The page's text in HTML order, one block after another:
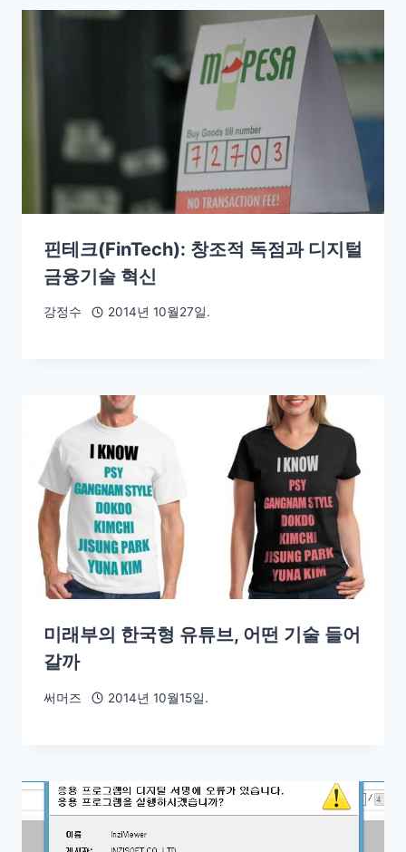
핀테크(FinTech): 창조적 독점과 디지털
금융기술 혁신
강정수 2014년 10월27일.
미래부의 한국형 유튜브, 어떤 기술 들어
갈까
써머즈 2014년 10월15일.